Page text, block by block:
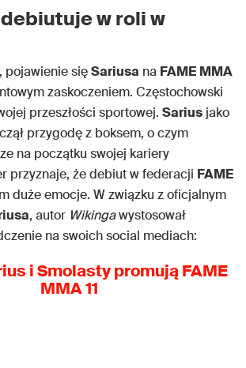
w roli w
pojawienie sięSariusa na FAME MMA
zaskoczeniem. Częstochowski
przeszłości sportowej. Sarius jako
przygodę z boksem, o czym
na początku swojej kariery
przyznaje, że debiut w federacji FAME
duże emocje. W związku z oficjalnym
, autor Wikingawystosował
na swoich social mediach:
i Smolasty promują FAME
MMA 11